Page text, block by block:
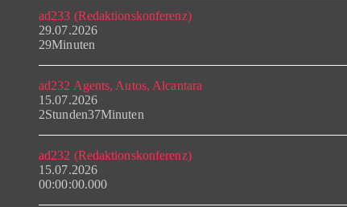
ad233 (Redaktionskonferenz)
29.07.2026
29Minuten
ad232 Agents, Autos, Alcantara
15.07.2026
2Stunden37Minuten
ad232 (Redaktionskonferenz)
15.07.2026
00:00:00.000